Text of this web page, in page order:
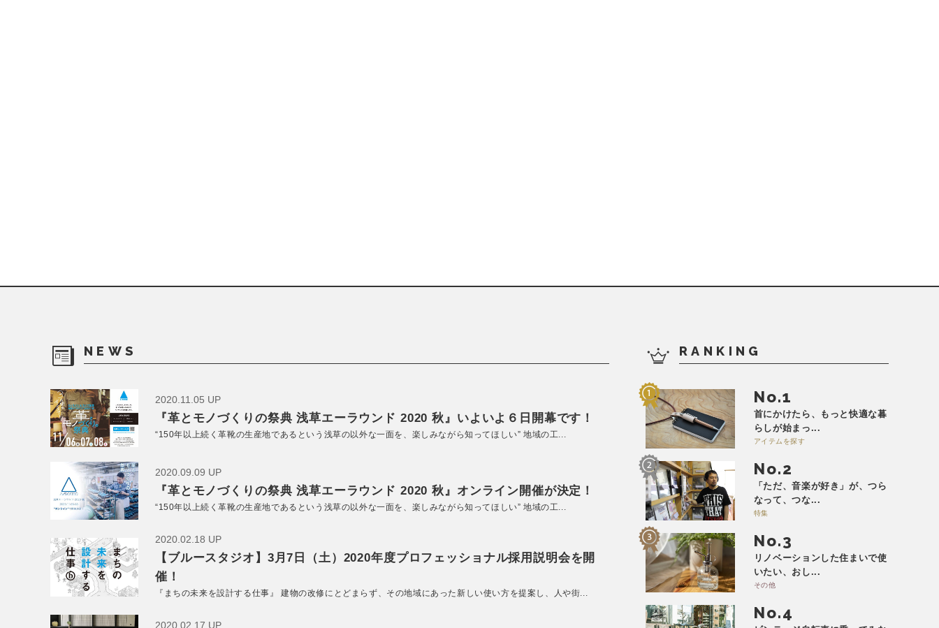
NEWS
2020.11.05 UP
『革とモノづくりの祭典 浅草エーラウンド 2020 秋』いよいよ６日開幕です！
“150年以上続く革靴の生産地であるという浅草の以外な一面を、楽しみながら知ってほしい” 地域の工...
2020.09.09 UP
『革とモノづくりの祭典 浅草エーラウンド 2020 秋』オンライン開催が決定！
“150年以上続く革靴の生産地であるという浅草の以外な一面を、楽しみながら知ってほしい” 地域の工...
2020.02.18 UP
【ブルースタジオ】3月7日（土）2020年度プロフェッショナル採用説明会を開
催！
『まちの未来を設計する仕事』 建物の改修にとどまらず、その地域にあった新しい使い方を提案し、人や街...
2020.02.17 UP
RANKING
No.
首にかけたら、もっと快適な暮
らしが始まっ...
アイテムを探す
No.
「ただ、音楽が好き」が、つら
なって、つな...
特集
No.
リノベーションした住まいで使
いたい、おし...
その他
No.